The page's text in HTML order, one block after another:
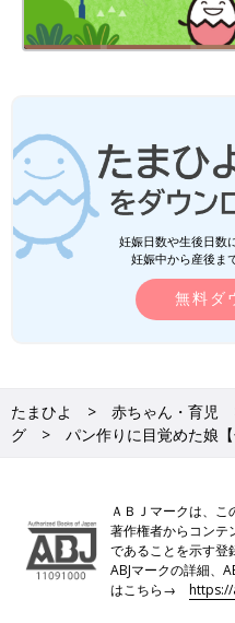
妊娠日数や生後日数
妊娠中から産後ま
無料ダ
たまひよ 赤ちゃん・育児
グ
パン作りに目覚めた娘
ＡＢＪマークは、こ
著作権者からコンテ
であることを示す登
ABJマークの詳細、
はこちら→